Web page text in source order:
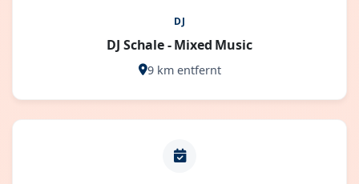
DJ
DJ Schale - Mixed Music
9 km entfernt